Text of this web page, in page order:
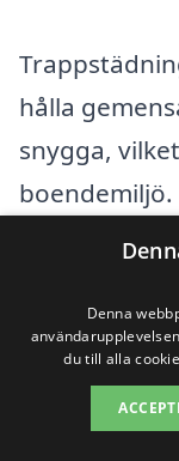
hålla
snygga,
är du på
skillnad,
Denna
du till alla